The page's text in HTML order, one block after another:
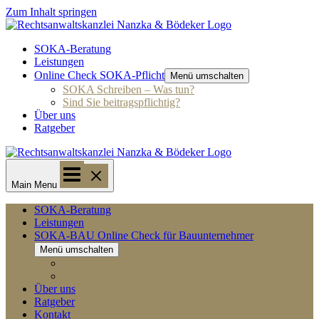
Zum Inhalt springen
SOKA-Beratung
Leistungen
Online Check SOKA-Pflicht
Menü umschalten
SOKA Schreiben – Was tun?
Sind Sie beitragspflichtig?
Über uns
Ratgeber
Main Menu
SOKA-Beratung
Leistungen
SOKA-BAU Online Check für Bauunternehmer
Menü umschalten
Über uns
Ratgeber
Kontakt